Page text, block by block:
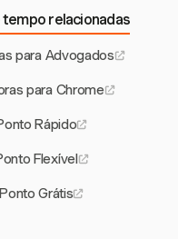
relacionadas
para Advogados
para Chrome
Rápido
Flexível
Grátis